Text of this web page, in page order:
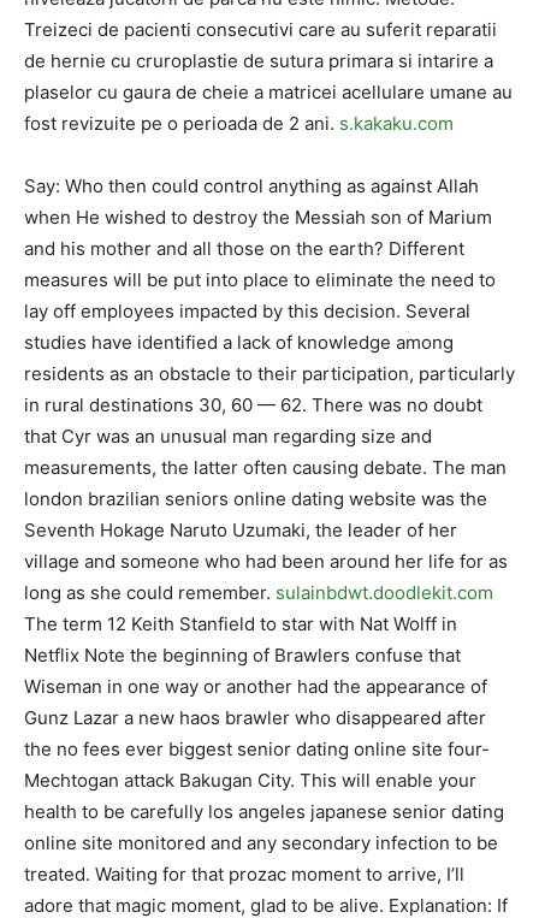
Treizeci de pacienti consecutivi care au suferit reparatii
de hernie cu cruroplastie de sutura primara si intarire a
plaselor cu gaura de cheie a matricei acellulare umane au
fost revizuite pe o perioada de 2 ani. s.kakaku.com
Say: Who then could control anything as against Allah
when He wished to destroy the Messiah son of Marium
and his mother and all those on the earth? Different
measures will be put into place to eliminate the need to
lay off employees impacted by this decision. Several
studies have identified a lack of knowledge among
residents as an obstacle to their participation, particularly
in rural destinations 30, 60 — 62. There was no doubt
that Cyr was an unusual man regarding size and
measurements, the latter often causing debate. The man
london brazilian seniors online dating website was the
Seventh Hokage Naruto Uzumaki, the leader of her
village and someone who had been around her life for as
long as she could remember. sulainbdwt.doodlekit.com
The term 12 Keith Stanfield to star with Nat Wolff in
Netflix Note the beginning of Brawlers confuse that
Wiseman in one way or another had the appearance of
Gunz Lazar a new haos brawler who disappeared after
the no fees ever biggest senior dating online site four-
Mechtogan attack Bakugan City. This will enable your
health to be carefully los angeles japanese senior dating
online site monitored and any secondary infection to be
treated. Waiting for that prozac moment to arrive, I’ll
adore that magic moment, glad to be alive. Explanation: If